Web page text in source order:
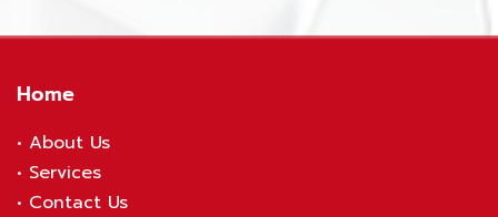
Home
• About Us
• Services
• Contact Us